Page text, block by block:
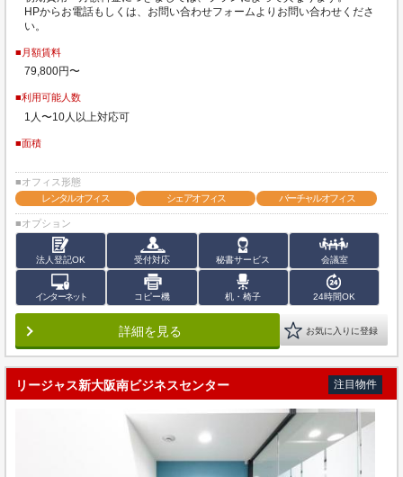
HPからお電話もしくは、お問い合わせフォームよりお問い合わせくださ
い。
■月額賃料
79,800円〜
■利用可能人数
1人〜10人以上対応可
■面積
■オフィス形態
レンタルオフィス
シェアオフィス バーチャルオフィス
■オプション
法人登記OK 受付対応 秘書サービス 会議室
インターネット コピー機 机・椅子 24時間OK
詳細を見る お気に入りに登録
リージャス新大阪南ビジネスセンター 注目物件